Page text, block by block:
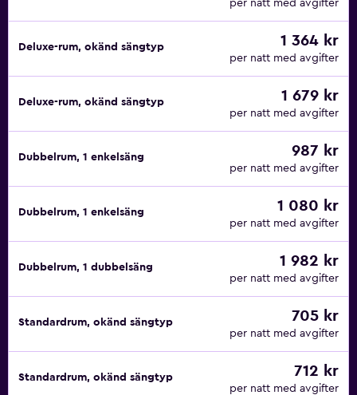
per natt med avgifter
Deluxe-rum, okänd sängtyp 1 364 kr
per natt med avgifter
Deluxe-rum, okänd sängtyp 1 679 kr
per natt med avgifter
Dubbelrum, 1 enkelsäng 987 kr
per natt med avgifter
Dubbelrum, 1 enkelsäng 1 080 kr
per natt med avgifter
Dubbelrum, 1 dubbelsäng 1 982 kr
per natt med avgifter
Standardrum, okänd sängtyp 705 kr
per natt med avgifter
Standardrum, okänd sängtyp 712 kr
per natt med avgifter